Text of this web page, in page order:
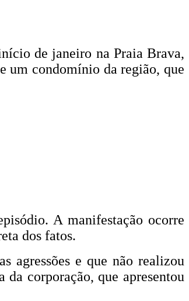
de janeiro na Praia Brava,
um condomínio da região, que
A manifestação ocorre
dos fatos.
agressões e que não realizou
corporação, que apresentou